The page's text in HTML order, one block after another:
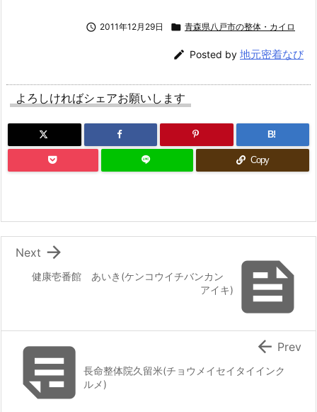
 2011年12月29日  青森県八戸市の整体・カイロ
 Posted by 地元密着なび
よろしければシェアお願いします
B!
Copy

健康壱番館 あいき(ケンコウイチバンカン
アイキ)

Next
長命整体院久留米(チョウメイセイタイインク
ルメ)
 Prev